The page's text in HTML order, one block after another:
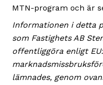
MTN-program och är
Informationen i detta
som Fastighets AB
offentliggöra enligt
lämnades, genom